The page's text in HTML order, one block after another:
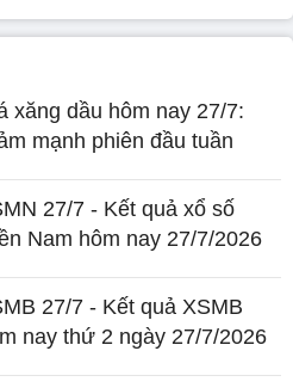
xăng dầu hôm nay 27/7:
mạnh phiên đầu tuần
27/7 - Kết quả xổ số
Nam hôm nay 27/7/2026
27/7 - Kết quả XSMB
nay thứ 2 ngày 27/7/2026